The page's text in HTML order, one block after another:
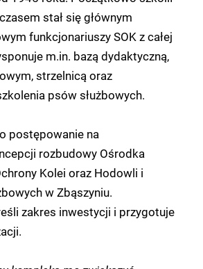
stał się głównym
funkcjonariuszy SOK z całej
m.in. bazą dydaktyczną,
strzelnicą oraz
psów służbowych.
postępowanie na
rozbudowy Ośrodka
Kolei oraz Hodowli i
w Zbąszyniu.
zakres inwestycji i przygotuje